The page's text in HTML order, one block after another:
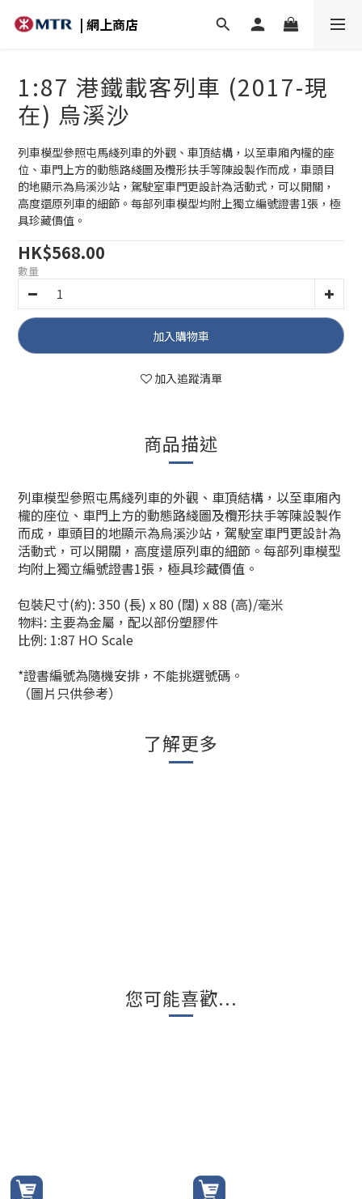
| 網上商店
1:87 港鐵載客列車 (2017-現
在) 烏溪沙
列車模型參照屯馬綫列車的外觀、車頂結構，以至車廂內櫳的座
位、車門上方的動態路綫圖及欖形扶手等陳設製作而成，車頭目
的地顯示為烏溪沙站，駕駛室車門更設計為活動式，可以開關，
高度還原列車的細節。每部列車模型均附上獨立編號證書1張，極
具珍藏價值。
HK$568.00
數量
加入購物車
加入追蹤清單
商品描述
列車模型參照屯馬綫列車的外觀、車頂結構，以至車廂內
櫳的座位、車門上方的動態路綫圖及欖形扶手等陳設製作
而成，車頭目的地顯示為烏溪沙站，駕駛室車門更設計為
活動式，可以開關，高度還原列車的細節。每部列車模型
均附上獨立編號證書1張，極具珍藏價值。
包裝尺寸(約): 350 (長) x 80 (闊) x 88 (高)/毫米
物料: 主要為金屬，配以部份塑膠件
比例: 1:87 HO Scale
*證書編號為隨機安排，不能挑選號碼。
（圖片只供參考）
了解更多
您可能喜歡...